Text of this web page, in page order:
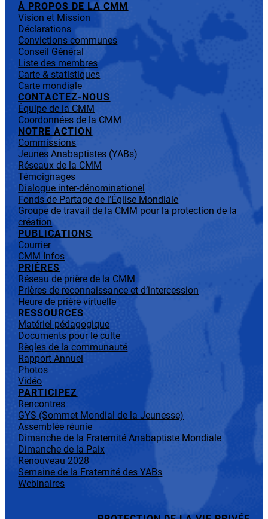
À PROPOS DE LA CMM
Vision et Mission
Déclarations
Convictions communes
Conseil Général
Liste des membres
Carte & statistiques
Carte mondiale
CONTACTEZ-NOUS
Équipe de la CMM
Coordonnées de la CMM
NOTRE ACTION
Commissions
Jeunes Anabaptistes (YABs)
Réseaux de la CMM
Témoignages
Dialogue inter-dénominationel
Fonds de Partage de l’Église Mondiale
Groupe de travail de la CMM pour la protection de la
création
PUBLICATIONS
Courrier
CMM Infos
PRIÈRES
Réseau de prière de la CMM
Prières de reconnaissance et d’intercession
Heure de prière virtuelle
RESSOURCES
Matériel pédagogique
Documents pour le culte
Règles de la communauté
Rapport Annuel
Photos
Vidéo
PARTICIPEZ
Rencontres
GYS (Sommet Mondial de la Jeunesse)
Assemblée réunie
Dimanche de la Fraternité Anabaptiste Mondiale
Dimanche de la Paix
Renouveau 2028
Semaine de la Fraternité des YABs
Webinaires